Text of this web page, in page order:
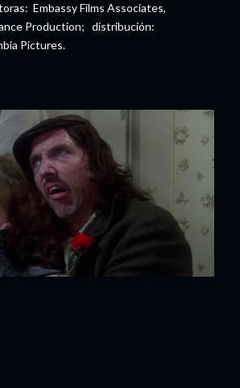
Embassy Films Associates,
Production; distribución:
Pictures.